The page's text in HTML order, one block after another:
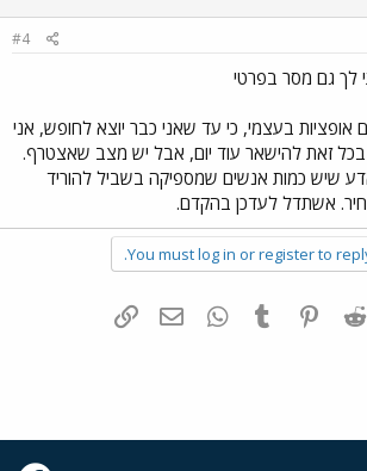
#4
לך גם מסר בפרטי
אופציות בעצמי, כי עד שאני כבר יוצא לחופש, אני
בכל זאת להישאר עוד יום, אבל יש מצב שאצטרף.
שיש כמות אנשים שמספיקה בשביל להוריד
אשתדל לעדכן בהקדם.
You must log in or register to
Reddit
Pinterest
Tumblr
WhatsAppדואר אלקטרוני